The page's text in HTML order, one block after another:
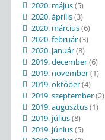
2020. május(5)
2020. április(3)
2020. március(6)
2020. február(3)
2020. január(8)
2019. december(6)
2019. november(1)
2019. október(4)
2019. szeptember(2)
2019. augusztus(1)
2019. július(8)
2019. június(5)